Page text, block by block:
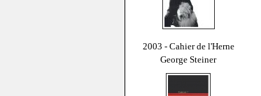
2003 - Cahier de l'Herne
George Steiner